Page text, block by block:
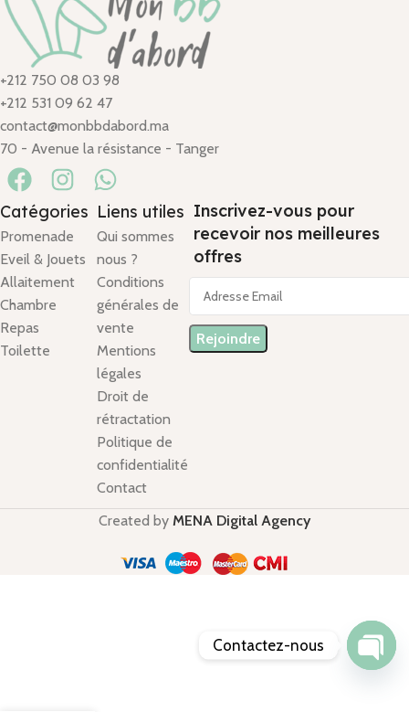
+212 750 08 03 98
+212 531 09 62 47
contact@monbbdabord.ma
70 - Avenue la résistance - Tanger
Catégories
Promenade
Eveil & Jouets
Allaitement
Chambre
Repas
Toilette
Liens utiles
Qui sommes
nous ?
Conditions
générales de
vente
Mentions
légales
Droit de
rétractation
Politique de
confidentialité
Contact
Inscrivez-vous pour
recevoir nos meilleures
offres
Created by MENA Digital Agency
Contactez-nous